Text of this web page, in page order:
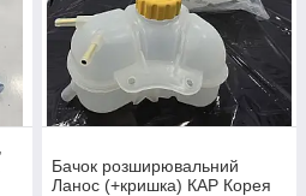
Бачок розширювальний
Ланос (+кришка) КАР Корея